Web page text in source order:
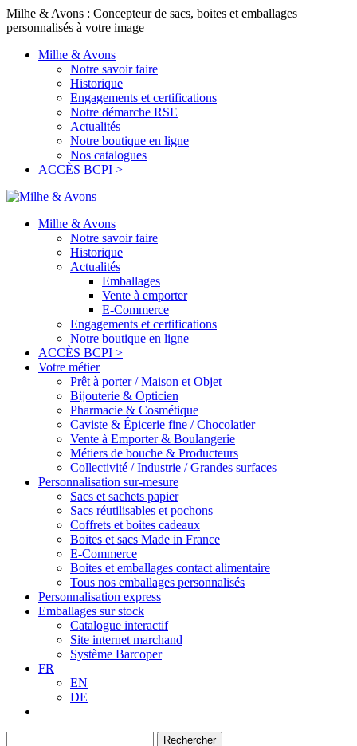
Milhe & Avons : Concepteur de sacs, boites et emballages
personnalisés à votre image
Milhe & Avons
Notre savoir faire
Historique
Engagements et certifications
Notre démarche RSE
Actualités
Notre boutique en ligne
Nos catalogues
ACCÈS BCPI >
Milhe & Avons
Notre savoir faire
Historique
Actualités
Emballages
Vente à emporter
E-Commerce
Engagements et certifications
Notre boutique en ligne
ACCÈS BCPI >
Votre métier
Prêt à porter / Maison et Objet
Bijouterie & Opticien
Pharmacie & Cosmétique
Caviste & Épicerie fine / Chocolatier
Vente à Emporter & Boulangerie
Métiers de bouche & Producteurs
Collectivité / Industrie / Grandes surfaces
Personnalisation sur-mesure
Sacs et sachets papier
Sacs réutilisables et pochons
Coffrets et boites cadeaux
Boites et sacs Made in France
E-Commerce
Boites et emballages contact alimentaire
Tous nos emballages personnalisés
Personnalisation express
Emballages sur stock
Catalogue interactif
Site internet marchand
Système Barcoper
FR
EN
DE